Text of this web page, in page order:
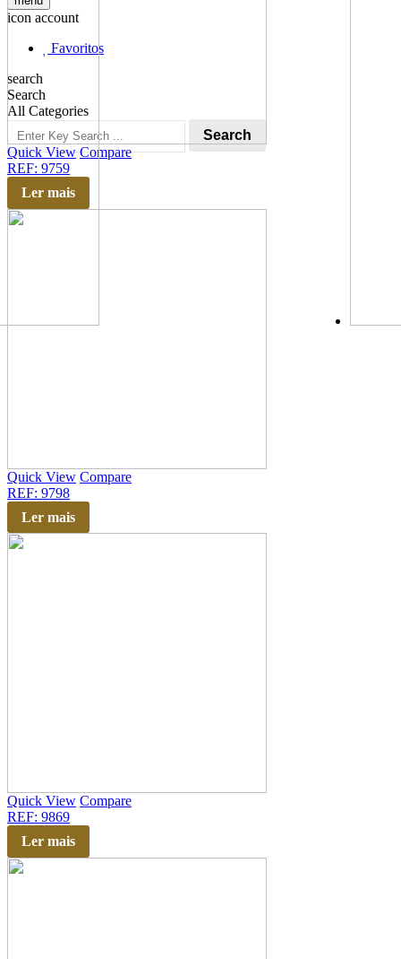
icon account
Favoritos
search
Search
All Categories
Search
Quick View Compare
REF: 9759
Ler mais
Quick View Compare
REF: 9798
Ler mais
Quick View Compare
REF: 9869
Ler mais